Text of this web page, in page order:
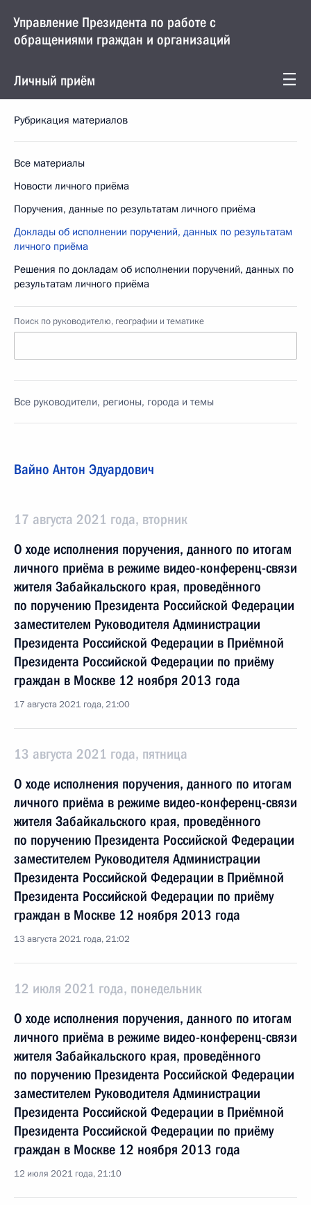
Управление Президента по работе с
обращениями граждан и организаций
Личный приём
Рубрикация материалов
Все материалы
Новости личного приёма
Поручения, данные по результатам личного приёма
Доклады об исполнении поручений, данных по результатам
личного приёма
Решения по докладам об исполнении поручений, данных по
результатам личного приёма
Поиск по руководителю, географии и тематике
Все руководители, регионы, города и темы
Вайно Антон Эдуардович
17 августа 2021 года, вторник
О ходе исполнения поручения, данного по итогам
личного приёма в режиме видео-конференц-связи
жителя Забайкальского края, проведённого
по поручению Президента Российской Федерации
заместителем Руководителя Администрации
Президента Российской Федерации в Приёмной
Президента Российской Федерации по приёму
граждан в Москве 12 ноября 2013 года
17 августа 2021 года, 21:00
13 августа 2021 года, пятница
О ходе исполнения поручения, данного по итогам
личного приёма в режиме видео-конференц-связи
жителя Забайкальского края, проведённого
по поручению Президента Российской Федерации
заместителем Руководителя Администрации
Президента Российской Федерации в Приёмной
Президента Российской Федерации по приёму
граждан в Москве 12 ноября 2013 года
13 августа 2021 года, 21:02
12 июля 2021 года, понедельник
О ходе исполнения поручения, данного по итогам
личного приёма в режиме видео-конференц-связи
жителя Забайкальского края, проведённого
по поручению Президента Российской Федерации
заместителем Руководителя Администрации
Президента Российской Федерации в Приёмной
Президента Российской Федерации по приёму
граждан в Москве 12 ноября 2013 года
12 июля 2021 года, 21:10